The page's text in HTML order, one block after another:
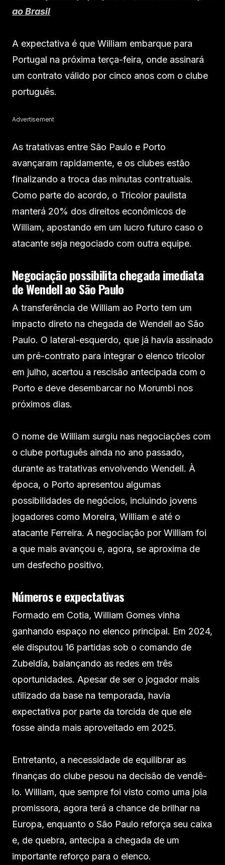
ao Brasil
A expectativa é que William embarque para
Portugal na próxima terça-feira, onde assinará
um contrato válido por cinco anos com o clube
português.
Advertisement
As tratativas entre São Paulo e Porto
avançaram rapidamente, e os clubes estão
finalizando a troca das minutas contratuais.
Como parte do acordo, o Tricolor paulista
manterá 20% dos direitos econômicos de
William, apostando em um lucro futuro caso o
atacante seja negociado com outra equipe.
Negociação possibilita chegada imediata
de Wendell ao São Paulo
A transferência de William ao Porto tem um
impacto direto na chegada de Wendell ao São
Paulo. O lateral-esquerdo, que já havia assinado
um pré-contrato para integrar o elenco tricolor
em julho, acertou a rescisão antecipada com o
Porto e deve desembarcar no Morumbi nos
próximos dias.
O nome de William surgiu nas negociações com
o clube português ainda no ano passado,
durante as tratativas envolvendo Wendell. À
época, o Porto apresentou algumas
possibilidades de negócios, incluindo jovens
jogadores como Moreira, William e até o
atacante Ferreira. A negociação por William foi
a que mais avançou e, agora, se aproxima de
um desfecho positivo.
Números e expectativas
Formado em Cotia, William Gomes vinha
ganhando espaço no elenco principal. Em 2024,
ele disputou 16 partidas sob o comando de
Zubeldía, balançando as redes em três
oportunidades. Apesar de ser o jogador mais
utilizado da base na temporada, havia
expectativa por parte da torcida de que ele
fosse ainda mais aproveitado em 2025.
Entretanto, a necessidade de equilibrar as
finanças do clube pesou na decisão de vendê-
lo. William, que sempre foi visto como uma joia
promissora, agora terá a chance de brilhar na
Europa, enquanto o São Paulo reforça seu caixa
e, de quebra, antecipa a chegada de um
importante reforço para o elenco.